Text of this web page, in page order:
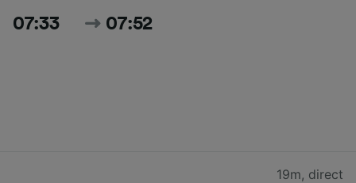
07:33 07:52
19m, direct